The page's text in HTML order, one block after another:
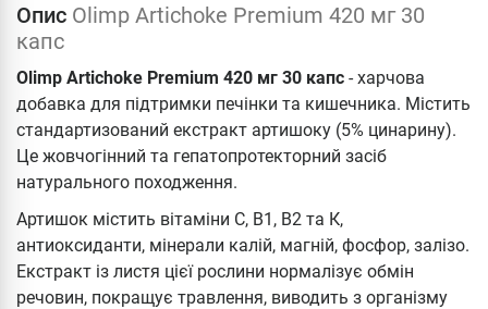
Опис Olimp Artichoke Premium 420 мг 30
капс
Olimp Artichoke Premium 420 мг 30 капс - харчова
добавка для підтримки печінки та кишечника. Містить
стандартизований екстракт артишоку (5% цинарину).
Це жовчогінний та гепатопротекторний засіб
натурального походження.
Артишок містить вітаміни С, В1, В2 та К,
антиоксиданти, мінерали калій, магній, фосфор, залізо.
Екстракт із листя цієї рослини нормалізує обмін
речовин, покращує травлення, виводить з організму